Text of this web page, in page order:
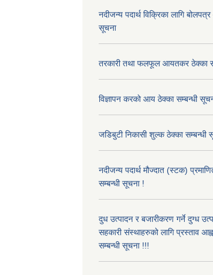
नदीजन्य पदार्थ विक्रिका लागि बोलपत्र
सूचना
तरकारी तथा फलफूल आयतकर ठेक्का
विज्ञापन करको आय ठेक्का सम्बन्धी
जडिबुटी निकासी शुल्क ठेक्का सम्बन्धी
नदीजन्य पदार्थ मौज्दात (स्टक)
सम्बन्धी सूचना !
दुध उत्पादन र बजारीकरण गर्ने दुग्ध
सहकारी संस्थाहरुको लागि प्रस्ताव
सम्बन्धी सूचना !!!